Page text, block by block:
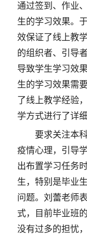
通过签到、作业
生的学习效果。
效保证了线上教
的组织者、引导
导致学生学习效
生的学习效果需
了线上教学经验
学方式进行了详
要求关注本
疫情心理，引导
出布置学习任务
生，特别是毕业
问题。刘蕾老师
式，目前毕业班
没有过多的担忧